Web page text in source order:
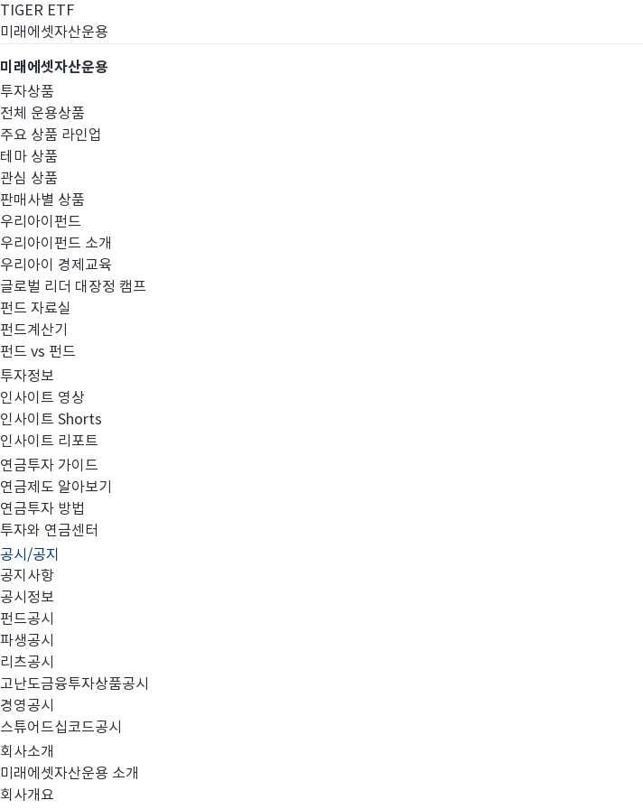
TIGER ETF
미래에셋자산운용
미래에셋자산운용
투자상품
전체 운용상품
주요 상품 라인업
테마 상품
관심 상품
판매사별 상품
우리아이펀드
우리아이펀드 소개
우리아이 경제교육
글로벌 리더 대장정 캠프
펀드 자료실
펀드계산기
펀드 vs 펀드
투자정보
인사이트 영상
인사이트 Shorts
인사이트 리포트
연금투자 가이드
연금제도 알아보기
연금투자 방법
투자와 연금센터
공시/공지
공지사항
공시정보
펀드공시
파생공시
리츠공시
고난도금융투자상품공시
경영공시
스튜어드십코드공시
회사소개
미래에셋자산운용 소개
회사개요
펀드공시
소규모펀드 공시의 건(2023년 6월)
안녕하십니까, 미래에셋자산운용입니다.
[자본시장과 금융투자업에 관한 법률 제89조 및 동법 시행령 제93조]에 의거 첨부와 같이
소규모 펀드에 해당하는 경우 투자자의 의사와 상관없이 해지(청산)되거나 투자대상자산
자세한 펀드 리스트는 첨부된 파일 하여 주시기 바랍니다.